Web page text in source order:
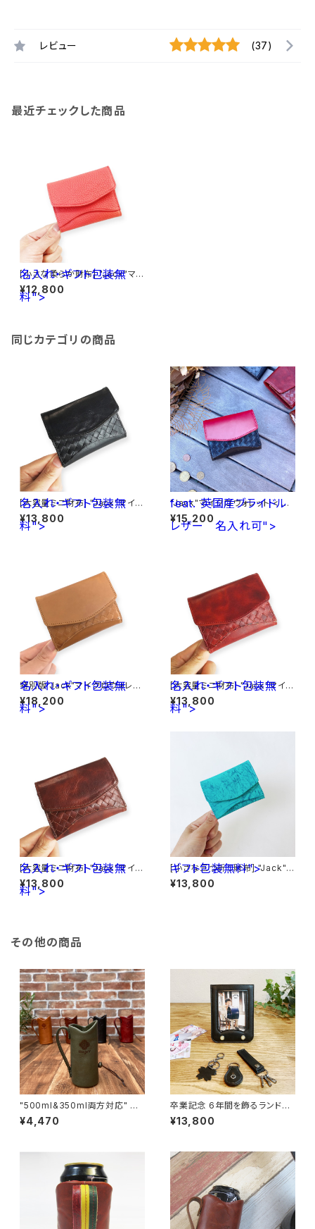
レビュー (37)
最近チェックした商品
名入れ・ギフト包装無
料">
[小さな柔らか財布] "Jack"マイ
クロウォレット < サーモンピンク
> 名入れ・ギフト包装無料
¥12,800
同じカテゴリの商品
名入れ・ギフト包装無
料">
[大容量ミニ財布] "Jack"マイク
ロウォレット < Black> 名入れ・
ギフト包装無料
¥13,800
feat. 英国産ブライドル
レザー名入れ可">
"Jack"マイクロウォレット < Bl
ack> feat. 英国産ブライドルレ
ザー<Red> 名入れ可
¥15,200
名入れ・ギフト包装無
料">
特別版"Jack"マイクロウォレッ
ト イタリア産ブッテーロ < キャ
メル> 名入れ・ギフト包装無料
¥18,200
名入れ・ギフト包装無
料">
[大容量ミニ財布] "Jack"マイク
ロウォレット < Red> 名入れ・
ギフト包装無料
¥13,800
名入れ・ギフト包装無
料">
[大容量ミニ財布] "Jack"マイク
ロウォレット < Brown> 名入
れ・ギフト包装無料
¥13,800
ギフト包装無料">
[小さな三つ折り財布] "Jack"マ
イクロウォレット エナメル革< ラ
イトブルー> ギフト包装無料
¥13,800
その他の商品
"500ml&350ml両方対応" ビ
ールキーパー＜Olive Green
＞
¥4,470
卒業記念 6年間を飾るランドセ
ルフレーム(リメイク) キーホル
ダー3点セット付き
¥13,800